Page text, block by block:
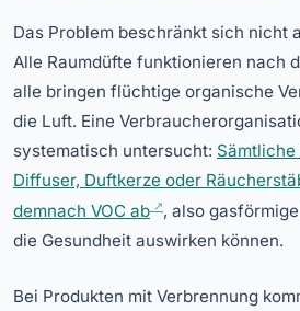
Das Problem beschränkt sich nicht
Alle Raumdüfte funktionieren nach
alle bringen flüchtige organische
die Luft. Eine
systematisch untersucht: Sämtliche
Diffuser, Duftkerze oder
demnach VOC ab
, also
die Gesundheit auswirken können.
Bei Produkten mit Verbrennung